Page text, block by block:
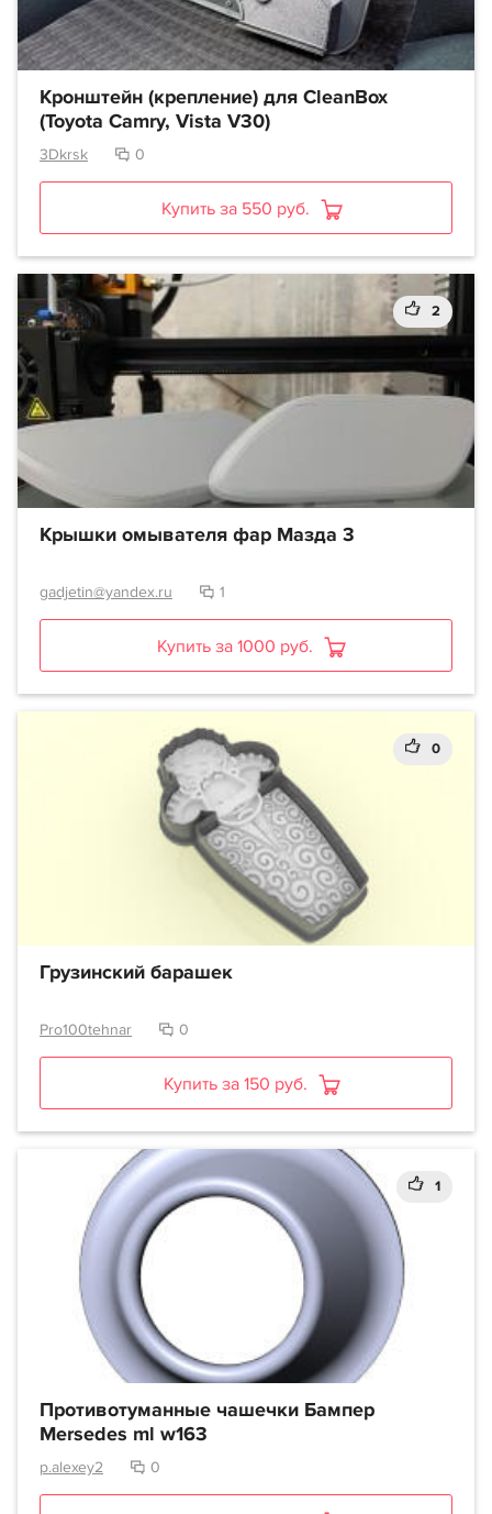
Кронштейн (крепление) для CleanBox
(Toyota Camry, Vista V30)
3Dkrsk 0
Купить за 550 руб.
2
Крышки омывателя фар Мазда 3
gadjetin@yandex.ru 1
Купить за 1000 руб.
0
Грузинский барашек
Pro100tehnar 0
Купить за 150 руб.
1
Противотуманные чашечки Бампер
Mersedes ml w163
p.alexey2 0